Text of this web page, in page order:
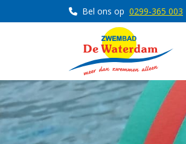
Bel ons op 0299-365 003